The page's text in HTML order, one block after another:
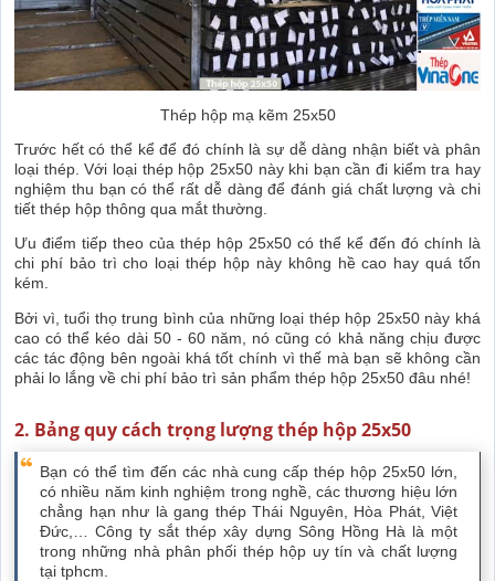
Thép hộp mạ kẽm 25x50
Trước hết có thể kể để đó chính là sự dễ dàng nhận biết và phân
loại thép. Với loại thép hộp 25x50 này khi bạn cần đi kiểm tra hay
nghiệm thu bạn có thể rất dễ dàng để đánh giá chất lượng và chi
tiết thép hộp thông qua mắt thường.
Ưu điểm tiếp theo của thép hộp 25x50 có thể kể đến đó chính là
chi phí bảo trì cho loại thép hộp này không hề cao hay quá tốn
kém.
Bởi vì, tuổi thọ trung bình của những loại thép hộp 25x50 này khá
cao có thể kéo dài 50 - 60 năm, nó cũng có khả năng chịu được
các tác động bên ngoài khá tốt chính vì thế mà bạn sẽ không cần
phải lo lắng về chi phí bảo trì sản phẩm thép hộp 25x50 đâu nhé!
2. Bảng quy cách trọng lượng thép hộp 25x50
Bạn có thể tìm đến các nhà cung cấp thép hộp 25x50 lớn,
có nhiều năm kinh nghiệm trong nghề, các thương hiệu lớn
chẳng hạn như là gang thép Thái Nguyên, Hòa Phát, Việt
Đức,… Công ty sắt thép xây dựng Sông Hồng Hà là một
trong những nhà phân phối thép hộp uy tín và chất lượng
tại tphcm.